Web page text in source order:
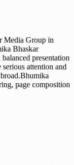
Media Group in
Bhaskar
presentation
attention and
page composition